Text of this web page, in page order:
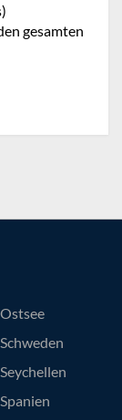
gesamten
Ostsee
Schweden
Seychellen
Spanien